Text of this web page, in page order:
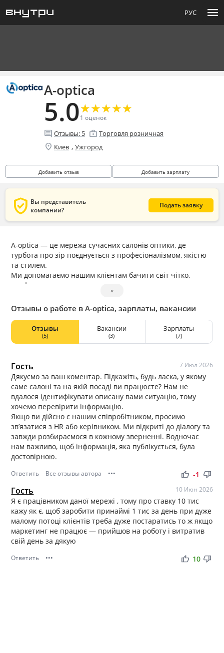
РУС menu
A-optica
5.0★
★★
★★
★★
★★
★
1 оценок
comment Отзывы: 5 enterprise Торговля розничная
location_on Киев , Ужгород
Добавить отзыв Добавить зарплату
verified_user Вы представитель
компании?
Подать заявку
A-optica — це мережа сучасних салонів оптики, де
турбота про зір поєднується з професіоналізмом, якістю
та стилем.
Ми допомагаємо нашим клієнтам бачити світ чітко,
комфортно та впевнено щодня.
У салонах «A-optica» Ви знайдете широкий вибір
окулярів, оправ та контактних лінз від перевірених
виробників, а також отримаєте кваліфіковану
консультацію спеціалістів. Ми використовуємо сучасне
обладнання для перевірки зору та індивідуально
підбираємо рішення відповідно до потреб кожного
Наша команда — це досвідчені оптометристи та
консультанти, які уважно ставляться до деталей і
поєднують медичну точність з естетикою.
Мережа салонів представлена у Києві, Львові та
Ужгороді, щоб якісна турбота про зір була доступною ще
більшій кількості людей.
«A-optica» — це не просто окуляри. Це комфорт,
впевненість та професійна турбота про ваш зір.
˅
Отзывы о работе в A-optica, зарплаты, вакансии
Отзывы
(5)
Вакансии
(3)
Зарплаты
(7)
Гость 7 Июл 2026
Дякуємо за ваш коментар. Підкажіть, будь ласка, у якому
саме салоні та на якій посаді ви працюєте? Нам не
вдалося ідентифікувати описану вами ситуацію, тому
хочемо перевірити інформацію.
Якщо ви дійсно є нашим співробітником, просимо
зв’язатися з HR або керівником. Ми відкриті до діалогу та
завжди розбираємося в кожному зверненні. Водночас
нам важливо, щоб інформація, яка публікується, була
достовірною.
Ответить Все отзывы автора ••• thumb_up thumb_down
-1
Гость 10 Июн 2026
Я є працівником даної мережі , тому про ставку 10 тис
кажу як є, щоб заробити принаймі 1 тис за день при дуже
малому потоці клієнтів треба дуже постаратись то ж якщо
маркетинг не працює — прийшов на роботу і витратив
свій день за дякую
Ответить ••• thumb_up thumb_down
10